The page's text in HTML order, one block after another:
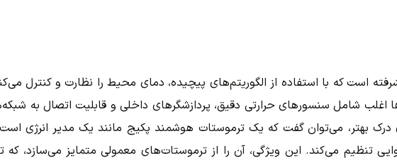
است که با استفاده از الگوریتم‌های پیچیده، دمای محیط را نظارت و کنترل
درک بهتر، می‌توان گفت که یک ترموستات هوشمند پکیج مانند یک مدیر انرژی است
تنظیم می‌کند. این ویژگی، آن را از ترموستات‌های معمولی متمایز می‌سازد،